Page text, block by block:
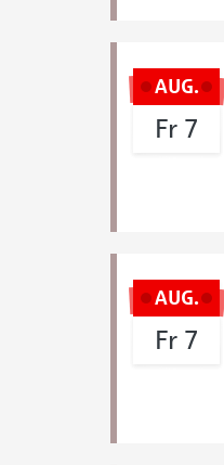
AUG.
Fr 7
AUG.
Fr 7